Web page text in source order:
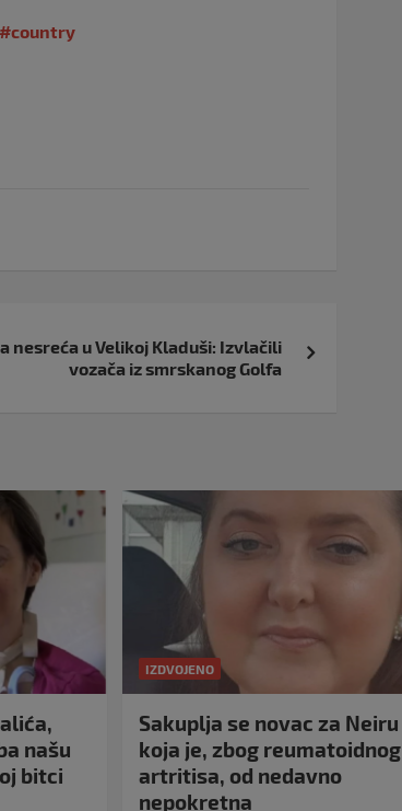
#country
nesreća u Velikoj Kladuši: Izvlačili
vozača iz smrskanog Golfa
našu
bitci
IZDVOJENO
Sakuplja se novac za Neiru
koja je, zbog reumatoidnog
artritisa, od nedavno
nepokretna